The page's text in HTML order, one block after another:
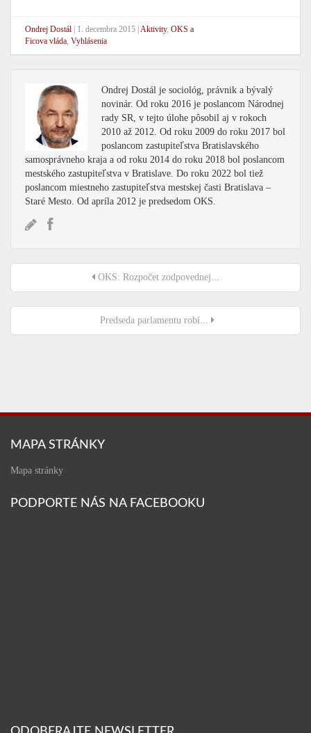
Ondrej Dostál | 1. decembra 2015 |Aktivity, OKS a
Ficova vláda, Vyhlásenia
Ondrej Dostál je sociológ, právnik a bývalý
novinár. Od roku 2016 je poslancom Národnej
rady SR, v tejto úlohe pôsobil aj v rokoch
2010 až 2012. Od roku 2009 do roku 2017 bol
poslancom zastupiteľstva Bratislavského
samosprávneho kraja a od roku 2014 do roku 2018 bol poslancom
mestského zastupiteľstva v Bratislave. Do roku 2022 bol tiež
poslancom miestneho zastupiteľstva mestskej časti Bratislava –
Staré Mesto. Od apríla 2012 je predsedom OKS.
OKS: Rozpočet zodpovednej...
Predseda parlamentu robí...
MAPA STRÁNKY
Mapa stránky
PODPORTE NÁS NA FACEBOOKU